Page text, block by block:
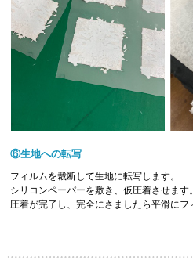
⑥生地への転写
フィルムを裁断して生地に転写します。
シリコンペーパーを敷き、仮圧着させます。
圧着が完了し、完全にさましたら平滑にフ